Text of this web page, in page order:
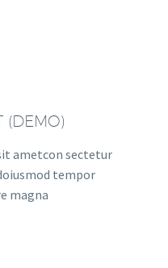
(DEMO)
ametcon sectetur
tempor
magna